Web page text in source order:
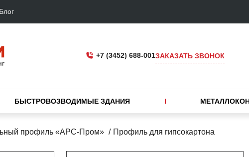
Блог
+7 (3452) 688-001ЗАКАЗАТЬ ЗВОНОК
БЫСТРОВОЗВОДИМЫЕ ЗДАНИЯ
профиль «АРС-Пром» Профиль для гипсокартона